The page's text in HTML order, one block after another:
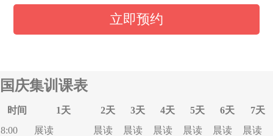
立即预约
国庆集训课表
时间 1天 2天 3天 4天 5天 6天
7天
8:00
展读 晨读 晨读 晨读 晨读 晨读
晨读